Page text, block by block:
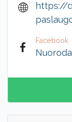
https://
Facebook
Nuoroda